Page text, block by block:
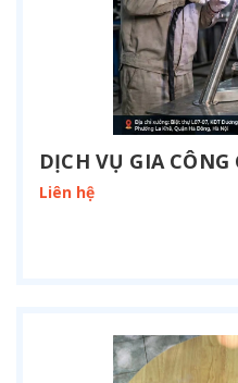
Liên hệ